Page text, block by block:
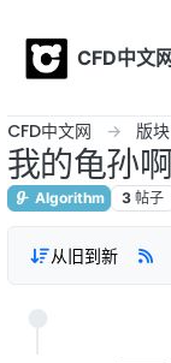
CFD中文
CFD中文网 版块
我的龟孙
Algorithm 3 帖子
从旧到新